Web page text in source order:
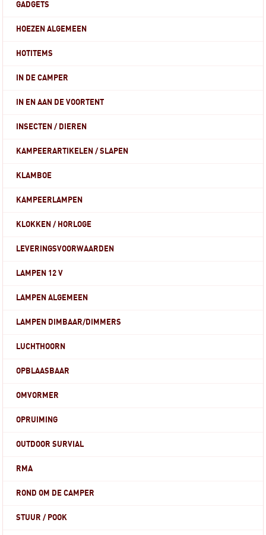
GADGETS
HOEZEN ALGEMEEN
HOTITEMS
IN DE CAMPER
IN EN AAN DE VOORTENT
INSECTEN / DIEREN
KAMPEERARTIKELEN / SLAPEN
KLAMBOE
KAMPEERLAMPEN
KLOKKEN / HORLOGE
LEVERINGSVOORWAARDEN
LAMPEN 12 V
LAMPEN ALGEMEEN
LAMPEN DIMBAAR/DIMMERS
LUCHTHOORN
OPBLAASBAAR
OMVORMER
OPRUIMING
OUTDOOR SURVIAL
RMA
ROND OM DE CAMPER
STUUR / POOK